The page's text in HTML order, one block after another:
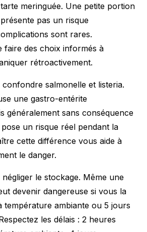
meringuée. Une petite portion
pas un risque
sont rares.
faire des choix informés à
rétroactivement.
confondre salmonelle et listeria.
une gastro-entérite
généralement sans conséquence
un risque réel pendant la
cette différence vous aide à
le danger.
négliger le stockage. Même une
devenir dangereuse si vous la
température ambiante ou 5 jours
les délais : 2 heures